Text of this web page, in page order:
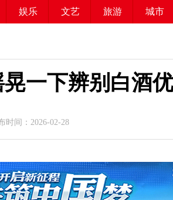
娱乐 文艺 旅游 城市
晃一下辨别白酒
时间：2026-02-28